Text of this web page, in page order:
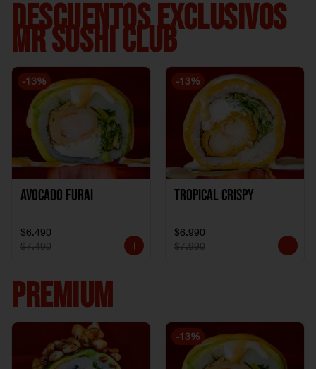
DESCUENTOS EXCLUSIVOS
MR SUSHI CLUB
-13%
Avocado Furai
$6.490
$7.490
-13%
Tropical crispy
$6.990
$7.990
PREMIUM
-13%